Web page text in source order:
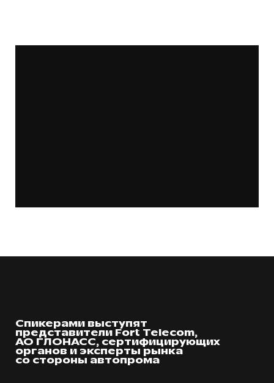
Спикерами выступят
представители Fort Telecom,
АО ГЛОНАСС, сертифицирующих
органов и эксперты рынка
со стороны автопрома